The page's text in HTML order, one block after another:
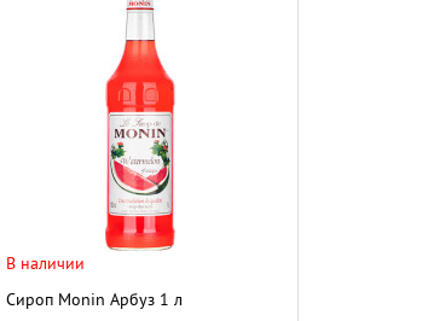
В наличии
Сироп Monin Арбуз 1 л